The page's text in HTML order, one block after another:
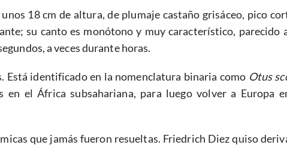
18 cm de altura, de plumaje castaño grisáceo, pico
su canto es monótono y muy característico, parecido
a veces durante horas.
Está identificado en la nomenclatura binaria como Otus
el África subsahariana, para luego volver a Europa
que jamás fueron resueltas. Friedrich Diez quiso